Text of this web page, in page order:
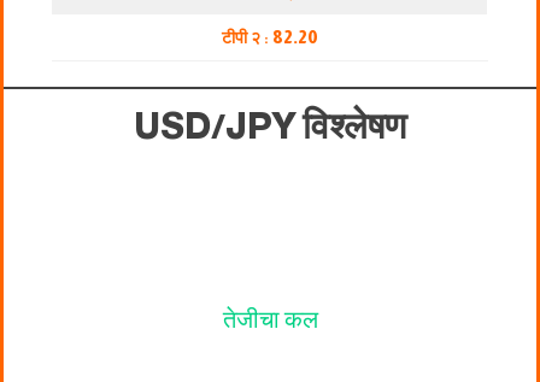
टीपी २ : 82.20
USD/JPY विश्लेषण
तेजीचा कल